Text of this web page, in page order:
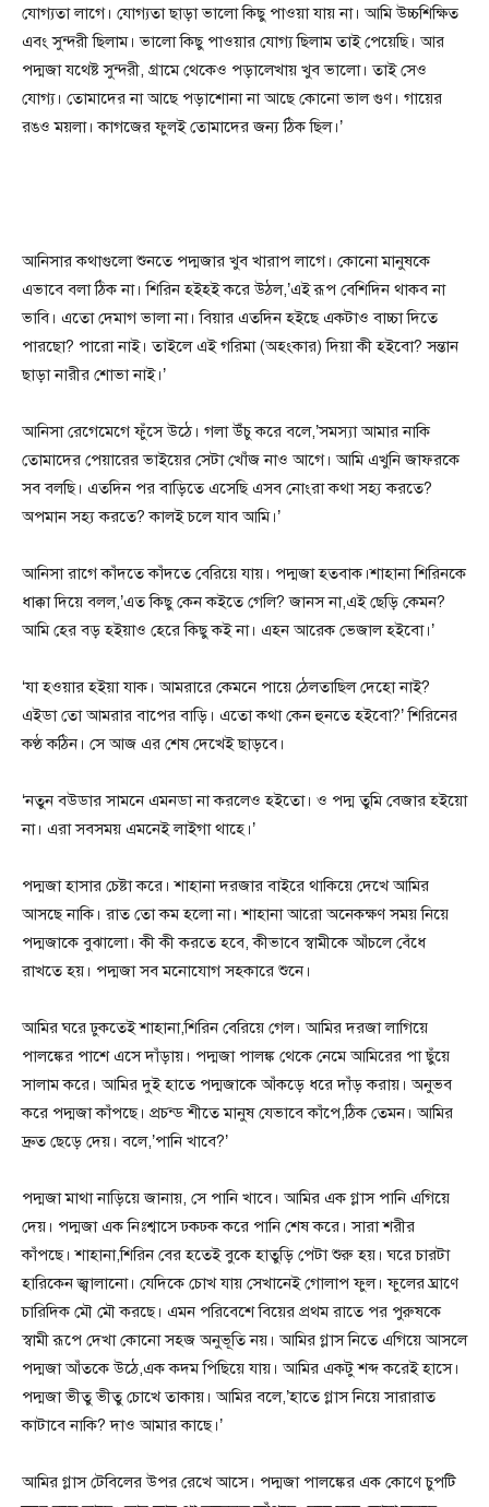
যোগ্যতা লাগে। যোগ্যতা ছাড়া ভালো কিছু পাওয়া যায় না। আমি উচ্চশিক্ষিত
এবং সুন্দরী ছিলাম। ভালো কিছু পাওয়ার যোগ্য ছিলাম তাই পেয়েছি। আর
পদ্মজা যথেষ্ট সুন্দরী, গ্রামে থেকেও পড়ালেখায় খুব ভালো। তাই সেও
যোগ্য। তোমাদের না আছে পড়াশোনা না আছে কোনো ভাল গুণ। গায়ের
রঙও ময়লা। কাগজের ফুলই তোমাদের জন্য ঠিক ছিল।’
আনিসার কথাগুলো শুনতে পদ্মজার খুব খারাপ লাগে। কোনো মানুষকে
এভাবে বলা ঠিক না। শিরিন হইহই করে উঠল,’এই রূপ বেশিদিন থাকব না
ভাবি। এতো দেমাগ ভালা না। বিয়ার এতদিন হইছে একটাও বাচ্চা দিতে
পারছো? পারো নাই। তাইলে এই গরিমা (অহংকার) দিয়া কী হইবো? সন্তান
ছাড়া নারীর শোভা নাই।’
আনিসা রেগেমেগে ফুঁসে উঠে। গলা উঁচু করে বলে,’সমস্যা আমার নাকি
তোমাদের পেয়ারের ভাইয়ের সেটা খোঁজ নাও আগে। আমি এখুনি জাফরকে
সব বলছি। এতদিন পর বাড়িতে এসেছি এসব নোংরা কথা সহ্য করতে?
অপমান সহ্য করতে? কালই চলে যাব আমি।’
আনিসা রাগে কাঁদতে কাঁদতে বেরিয়ে যায়। পদ্মজা হতবাক।শাহানা শিরিনকে
ধাক্কা দিয়ে বলল,’এত কিছু কেন কইতে গেলি? জানস না,এই ছেড়ি কেমন?
আমি হের বড় হইয়াও হেরে কিছু কই না। এহন আরেক ভেজাল হইবো।’
‘যা হওয়ার হইয়া যাক। আমরারে কেমনে পায়ে ঠেলতাছিল দেহো নাই?
এইডা তো আমরার বাপের বাড়ি। এতো কথা কেন হুনতে হইবো?’ শিরিনের
কণ্ঠ কঠিন। সে আজ এর শেষ দেখেই ছাড়বে।
‘নতুন বউডার সামনে এমনডা না করলেও হইতো। ও পদ্ম তুমি বেজার হইয়ো
না। এরা সবসময় এমনেই লাইগা থাহে।’
পদ্মজা হাসার চেষ্টা করে। শাহানা দরজার বাইরে থাকিয়ে দেখে আমির
আসছে নাকি। রাত তো কম হলো না। শাহানা আরো অনেকক্ষণ সময় নিয়ে
পদ্মজাকে বুঝালো। কী কী করতে হবে, কীভাবে স্বামীকে আঁচলে বেঁধে
রাখতে হয়। পদ্মজা সব মনোযোগ সহকারে শুনে।
আমির ঘরে ঢুকতেই শাহানা,শিরিন বেরিয়ে গেল। আমির দরজা লাগিয়ে
পালঙ্কের পাশে এসে দাঁড়ায়। পদ্মজা পালঙ্ক থেকে নেমে আমিরের পা ছুঁয়ে
সালাম করে। আমির দুই হাতে পদ্মজাকে আঁকড়ে ধরে দাঁড় করায়। অনুভব
করে পদ্মজা কাঁপছে। প্রচন্ড শীতে মানুষ যেভাবে কাঁপে,ঠিক তেমন। আমির
দ্রুত ছেড়ে দেয়। বলে,’পানি খাবে?’
পদ্মজা মাথা নাড়িয়ে জানায়, সে পানি খাবে। আমির এক গ্লাস পানি এগিয়ে
দেয়। পদ্মজা এক নিঃশ্বাসে ঢকঢক করে পানি শেষ করে। সারা শরীর
কাঁপছে। শাহানা,শিরিন বের হতেই বুকে হাতুড়ি পেটা শুরু হয়। ঘরে চারটা
হারিকেন জ্বালানো। যেদিকে চোখ যায় সেখানেই গোলাপ ফুল। ফুলের ঘ্রাণে
চারিদিক মৌ মৌ করছে। এমন পরিবেশে বিয়ের প্রথম রাতে পর পুরুষকে
স্বামী রূপে দেখা কোনো সহজ অনুভূতি নয়। আমির গ্লাস নিতে এগিয়ে আসলে
পদ্মজা আঁতকে উঠে,এক কদম পিছিয়ে যায়। আমির একটু শব্দ করেই হাসে।
পদ্মজা ভীতু ভীতু চোখে তাকায়। আমির বলে,’হাতে গ্লাস নিয়ে সারারাত
কাটাবে নাকি? দাও আমার কাছে।’
আমির গ্লাস টেবিলের উপর রেখে আসে। পদ্মজা পালঙ্কের এক কোণে চুপটি